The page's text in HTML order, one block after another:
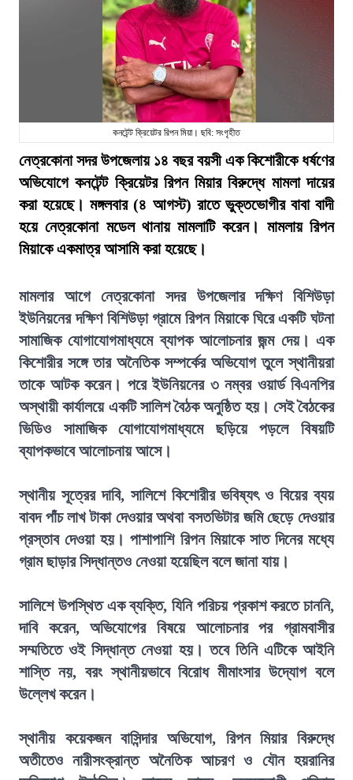
কনটেন্ট ক্রিয়েটর রিপন মিয়া। ছবি: সংগৃহীত
নেত্রকোনা সদর উপজেলায় ১৪ বছর বয়সী এক কিশোরীকে ধর্ষণের
অভিযোগে কনটেন্ট ক্রিয়েটর রিপন মিয়ার বিরুদ্ধে মামলা দায়ের
করা হয়েছে। মঙ্গলবার (৪ আগস্ট) রাতে ভুক্তভোগীর বাবা বাদী
হয়ে নেত্রকোনা মডেল থানায় মামলাটি করেন। মামলায় রিপন
মিয়াকে একমাত্র আসামি করা হয়েছে।
মামলার আগে নেত্রকোনা সদর উপজেলার দক্ষিণ বিশিউড়া
ইউনিয়নের দক্ষিণ বিশিউড়া গ্রামে রিপন মিয়াকে ঘিরে একটি ঘটনা
সামাজিক যোগাযোগমাধ্যমে ব্যাপক আলোচনার জন্ম দেয়। এক
কিশোরীর সঙ্গে তার অনৈতিক সম্পর্কের অভিযোগ তুলে স্থানীয়রা
তাকে আটক করেন। পরে ইউনিয়নের ৩ নম্বর ওয়ার্ড বিএনপির
অস্থায়ী কার্যালয়ে একটি সালিশ বৈঠক অনুষ্ঠিত হয়। সেই বৈঠকের
ভিডিও সামাজিক যোগাযোগমাধ্যমে ছড়িয়ে পড়লে বিষয়টি
ব্যাপকভাবে আলোচনায় আসে।
স্থানীয় সূত্রের দাবি, সালিশে কিশোরীর ভবিষ্যৎ ও বিয়ের ব্যয়
বাবদ পাঁচ লাখ টাকা দেওয়ার অথবা বসতভিটার জমি ছেড়ে দেওয়ার
প্রস্তাব দেওয়া হয়। পাশাপাশি রিপন মিয়াকে সাত দিনের মধ্যে
গ্রাম ছাড়ার সিদ্ধান্তও নেওয়া হয়েছিল বলে জানা যায়।
সালিশে উপস্থিত এক ব্যক্তি, যিনি পরিচয় প্রকাশ করতে চাননি,
দাবি করেন, অভিযোগের বিষয়ে আলোচনার পর গ্রামবাসীর
সম্মতিতে ওই সিদ্ধান্ত নেওয়া হয়। তবে তিনি এটিকে আইনি
শাস্তি নয়, বরং স্থানীয়ভাবে বিরোধ মীমাংসার উদ্যোগ বলে
উল্লেখ করেন।
স্থানীয় কয়েকজন বাসিন্দার অভিযোগ, রিপন মিয়ার বিরুদ্ধে
অতীতেও নারীসংক্রান্ত অনৈতিক আচরণ ও যৌন হয়রানির